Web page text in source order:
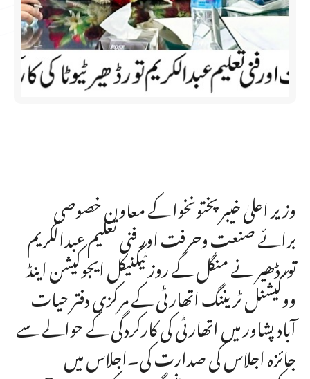
وزیر اعلیٰ خیبر پختونخوا کے معاون خصوصی
برائے صنعت وحرفت اور فنی تعلیم عبدالکریم
تورڈھیر نے منگل کے روز ٹیکنیکل ایجوکیشن اینڈ
ووکیشنل ٹریننگ اتھارٹی کے مرکزی دفتر حیات
آباد پشاور میں اتھارٹی کی کارکردگی کے حوالے سے
جائزہ اجلاس کی صدارت کی۔اجلاس میں